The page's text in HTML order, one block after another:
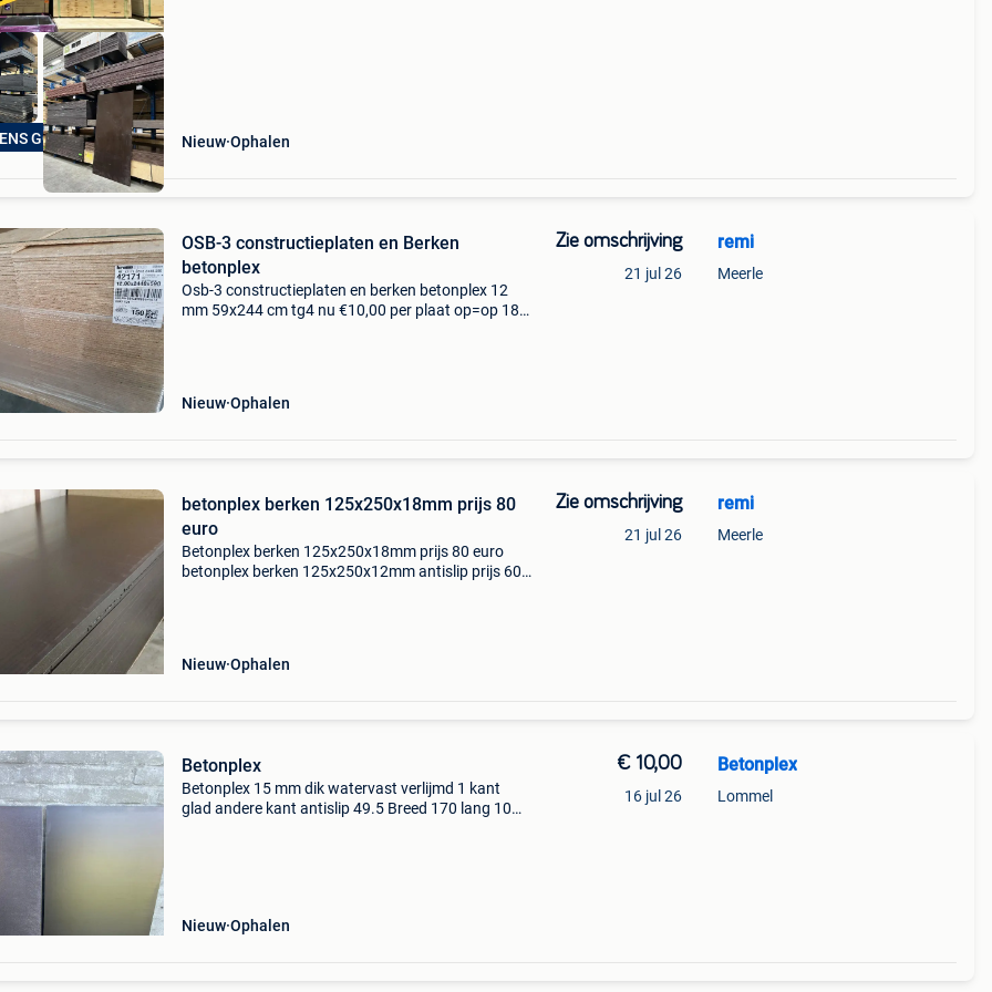
GOEDKOPER Nieuw Ophalen
OSB-3 constructieplaten en Berken
betonplex
Osb-3 constructieplaten en berken betonplex 12
mm 59x244 cm tg4 nu €10,00 per plaat op=op 18
Nieuw Ophalen
Zie omschrijving
21 jul 26
remi
Meerle
betonplex berken 125x250x18mm prijs 80
euro
Betonplex berken 125x250x18mm prijs 80 euro
betonplex berken 125x250x12mm antislip prijs 60
Nieuw Ophalen
Zie omschrijving
21 jul 26
remi
Meerle
Betonplex
Betonplex 15 mm dik watervast verlijmd 1 kant
glad andere kant antislip 49.5 Breed 170 lang 10
Nieuw Ophalen
€ 10,00
16 jul 26
Betonplex
Lommel